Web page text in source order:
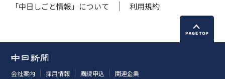
「中日しごと情報」について 利用規約
会社案内 採用情報 購読申込 関連企業